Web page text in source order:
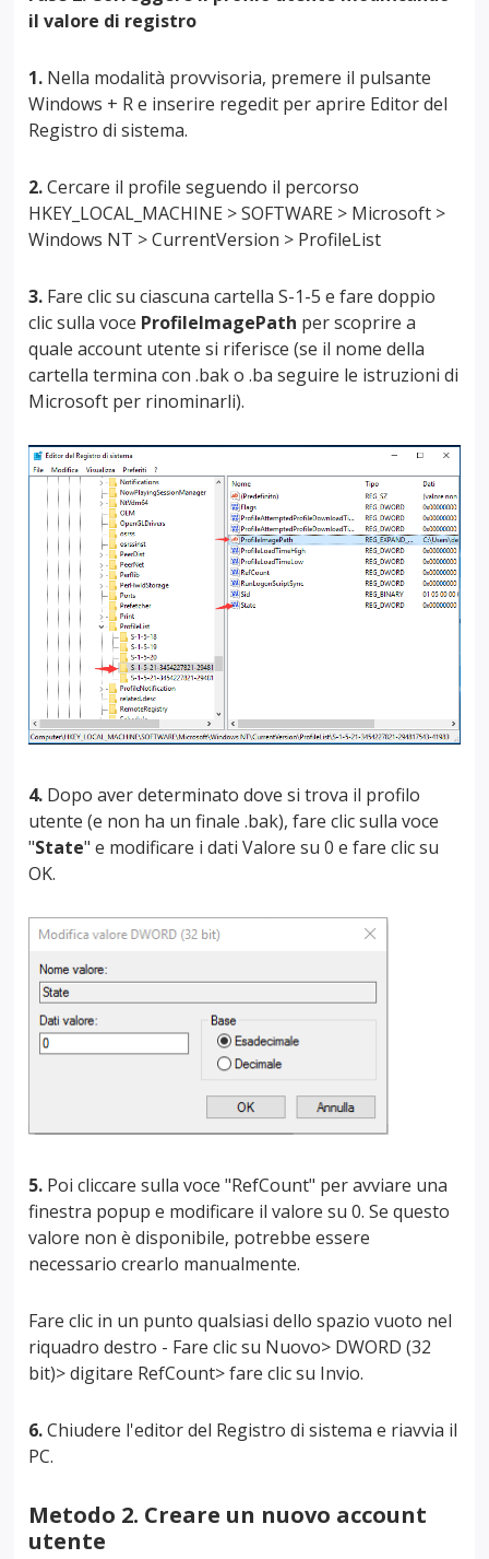
il valore di registro
1. Nella modalità provvisoria, premere il pulsante
Windows + R e inserire regedit per aprire Editor del
Registro di sistema.
2.Cercare il profile seguendo il percorso
HKEY_LOCAL_MACHINE > SOFTWARE > Microsoft >
Windows NT > CurrentVersion > ProfileList
3. Fare clic su ciascuna cartella S-1-5 e fare doppio
clic sulla voce ProfileImagePath per scoprire a
quale account utente si riferisce (se il nome della
cartella termina con .bak o .ba seguire le istruzioni di
Microsoft per rinominarli).
4. Dopo aver determinato dove si trova il profilo
utente (e non ha un finale .bak), fare clic sulla voce
"State" e modificare i dati Valore su 0 e fare clic su
OK.
5. Poi cliccare sulla voce "RefCount" per avviare una
finestra popup e modificare il valore su 0. Se questo
valore non è disponibile, potrebbe essere
necessario crearlo manualmente.
Fare clic in un punto qualsiasi dello spazio vuoto nel
riquadro destro - Fare clic su Nuovo> DWORD (32
bit)> digitare RefCount> fare clic su Invio.
6.Chiudere l'editor del Registro di sistema e riavvia il
PC.
Metodo 2. Creare un nuovo account
utente